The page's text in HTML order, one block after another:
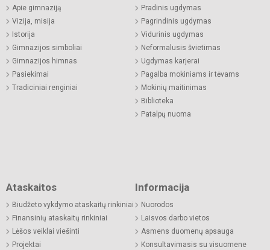
Apie gimnaziją
Vizija, misija
Istorija
Gimnazijos simboliai
Gimnazijos himnas
Pasiekimai
Tradiciniai renginiai
Pradinis ugdymas
Pagrindinis ugdymas
Vidurinis ugdymas
Neformalusis švietimas
Ugdymas karjerai
Pagalba mokiniams ir tėvams
Mokinių maitinimas
Biblioteka
Patalpų nuoma
Ataskaitos
Biudžeto vykdymo ataskaitų rinkiniai
Finansinių ataskaitų rinkiniai
Lėšos veiklai viešinti
Projektai
Informacija
Nuorodos
Laisvos darbo vietos
Asmens duomenų apsauga
Konsultavimasis su visuomene